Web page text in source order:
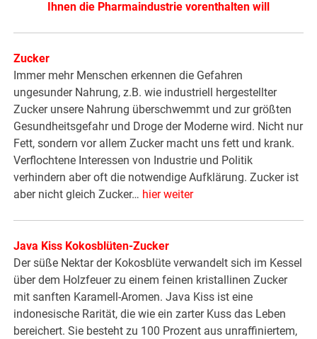
Ihnen die Pharmaindustrie vorenthalten will
Zucker
Immer mehr Menschen erkennen die Gefahren
ungesunder Nahrung, z.B. wie industriell hergestellter
Zucker unsere Nahrung überschwemmt und zur größten
Gesundheitsgefahr und Droge der Moderne wird. Nicht nur
Fett, sondern vor allem Zucker macht uns fett und krank.
Verflochtene Interessen von Industrie und Politik
verhindern aber oft die notwendige Aufklärung. Zucker ist
aber nicht gleich Zucker… hier weiter
Java Kiss Kokosblüten-Zucker
Der süße Nektar der Kokosblüte verwandelt sich im Kessel
über dem Holzfeuer zu einem feinen kristallinen Zucker
mit sanften Karamell-Aromen. Java Kiss ist eine
indonesische Rarität, die wie ein zarter Kuss das Leben
bereichert. Sie besteht zu 100 Prozent aus unraffiniertem,